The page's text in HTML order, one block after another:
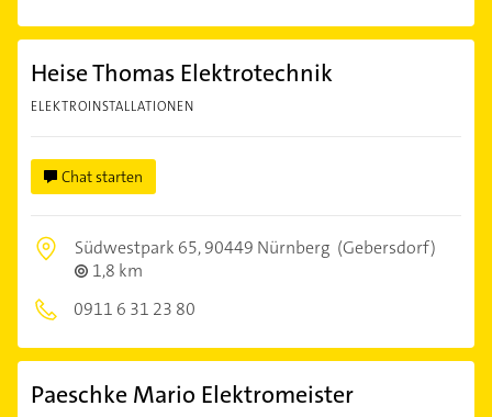
Heise Thomas Elektrotechnik
ELEKTROINSTALLATIONEN
Chat starten
Südwestpark 65,90449 Nürnberg (Gebersdorf)
1,8 km
0911 6 31 23 80
Paeschke Mario Elektromeister